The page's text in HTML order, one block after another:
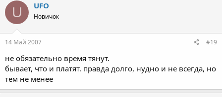
U UFO
Новичок
14 Май 2007 #19
не обязательно время тянут.
бывает, что и платят. правда долго, нудно и не всегда, но
тем не менее